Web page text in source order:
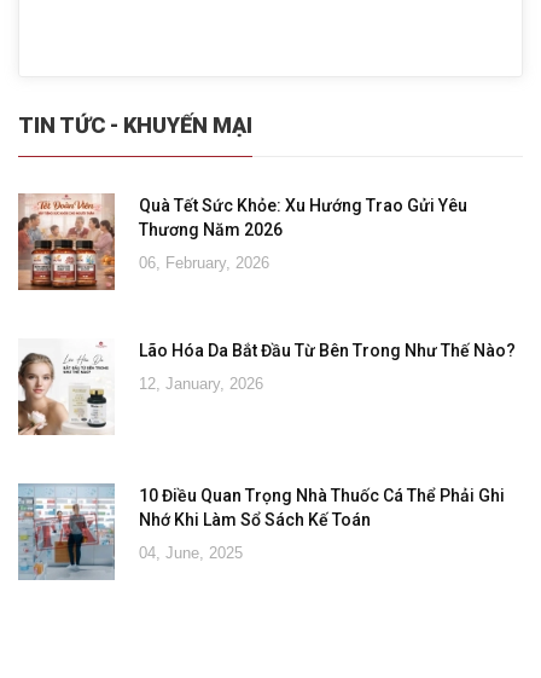
TIN TỨC - KHUYẾN MẠI
Quà Tết Sức Khỏe: Xu Hướng Trao Gửi Yêu
Thương Năm 2026
06, February, 2026
Lão Hóa Da Bắt Đầu Từ Bên Trong Như Thế Nào?
12, January, 2026
10 Điều Quan Trọng Nhà Thuốc Cá Thể Phải Ghi
Nhớ Khi Làm Sổ Sách Kế Toán
04, June, 2025